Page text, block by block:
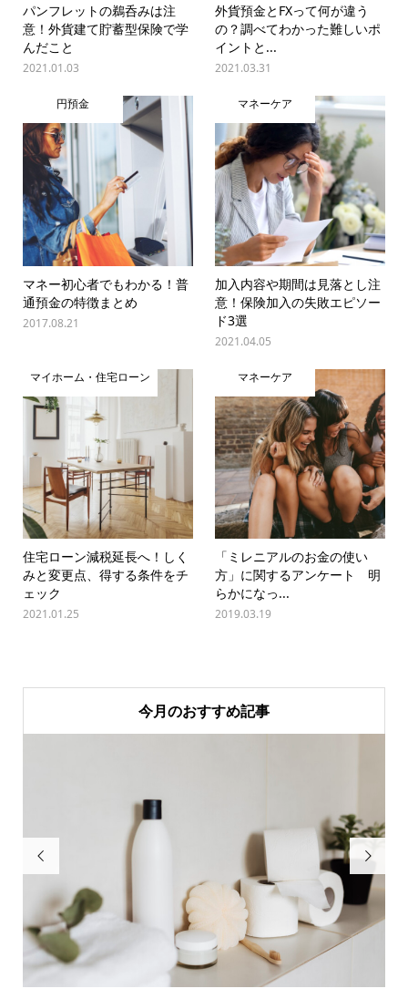
パンフレットの鵜呑みは注
意！外貨建て貯蓄型保険で学
んだこと
2021.01.03
外貨預金とFXって何が違う
の？調べてわかった難しいポ
イントと...
2021.03.31
円預金
マネー初心者でもわかる！普
通預金の特徴まとめ
2017.08.21
マネーケア
加入内容や期間は見落とし注
意！保険加入の失敗エピソー
ド3選
2021.04.05
マイホーム・住宅ローン
住宅ローン減税延長へ！しく
みと変更点、得する条件をチ
ェック
2021.01.25
マネーケア
「ミレニアルのお金の使い
方」に関するアンケート 明
らかになっ...
2019.03.19
今月のおすすめ記事
 